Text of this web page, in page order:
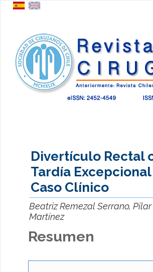
Divertículo Rectal
Tardía Excepcional
Caso Clínico
Beatriz Remezal Serrano,
Martínez
Resumen